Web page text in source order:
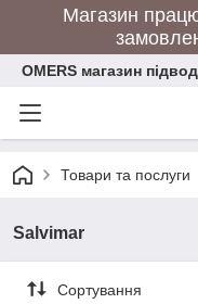
Магазин
OMERS магазин
Товари та послуги
Salvimar
Сортування